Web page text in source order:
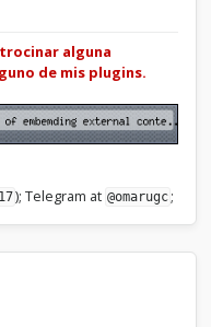
alguna
de mis plugins.
); Telegram at @omarugc ;